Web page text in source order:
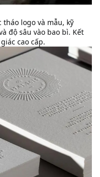
tháo logo và mẫu, kỹ
độ sâu vào bao bì. Kết
cao cấp.